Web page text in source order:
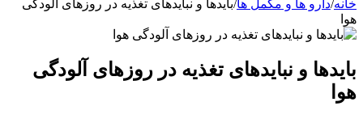
خانه/دارو ها و مکمل ها/بایدها و نبایدهای تغذیه در روزهای آلودگی
هوا
بایدها و نبایدهای تغذیه در روزهای آلودگی
هوا